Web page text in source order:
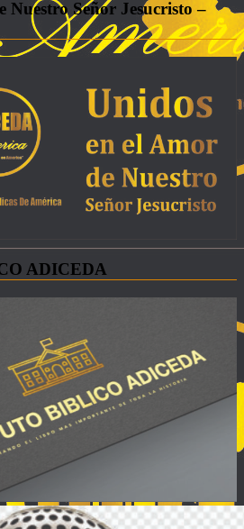
Nuestro Señor Jesucristo –
ADICEDA